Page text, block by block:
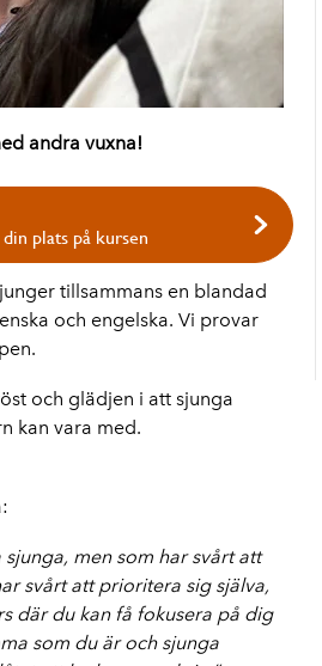
andra vuxna!
plats på kursen
tillsammans en blandad
och engelska. Vi provar
och glädjen i att sjunga
kan vara med.
men som har svårt att
svårt att prioritera sig själva,
där du kan få fokusera på dig
som du är och sjunga